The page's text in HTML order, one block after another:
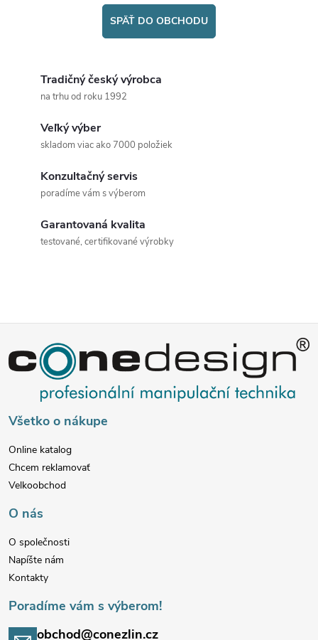
SPÄŤ DO OBCHODU
Tradičný český výrobca
na trhu od roku 1992
Veľký výber
skladom viac ako 7000 položiek
Konzultačný servis
poradíme vám s výberom
Garantovaná kvalita
testované, certifikované výrobky
á
p
ä
t
e
Všetko o nákupe
Online katalog
Chcem reklamovať
Velkoobchod
O nás
O společnosti
Napíšte nám
Kontakty
Poradíme vám s výberom!
obchod@conezlin.cz